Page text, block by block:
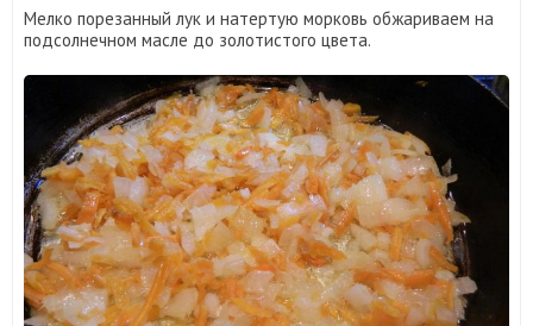
Мелко порезанный лук и натертую морковь обжариваем на
подсолнечном масле до золотистого цвета.